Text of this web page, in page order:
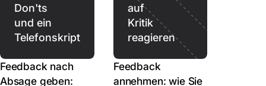
Don'ts
und ein
Telefonskript
Feedback nach
Absage geben:
auf
Kritik
reagieren
Feedback
annehmen: wie Sie